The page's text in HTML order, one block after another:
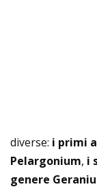
diverse: i primi
Pelargonium, i
genere